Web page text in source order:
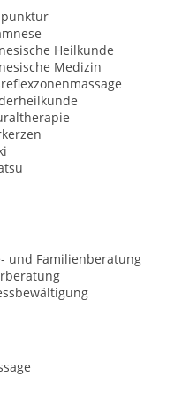
Heilkunde
Medizin
und Familienberatung